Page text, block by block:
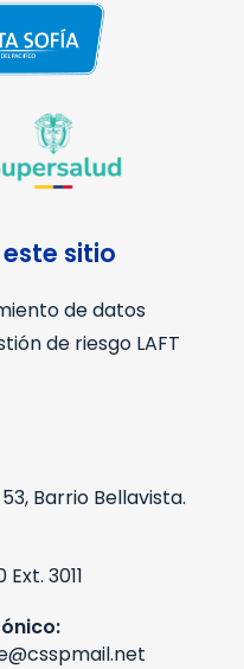
sitio
de datos
de riesgo LAFT
Barrio Bellavista.
3011